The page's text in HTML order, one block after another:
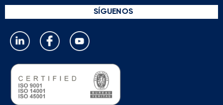
SÍGUENOS